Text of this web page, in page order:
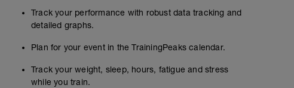
Track your performance with robust data tracking and
detailed graphs.
Plan for your event in the TrainingPeaks calendar.
Track your weight, sleep, hours, fatigue and stress
while you train.